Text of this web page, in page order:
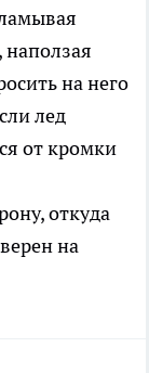
на него
лед
от кромки
откуда
на